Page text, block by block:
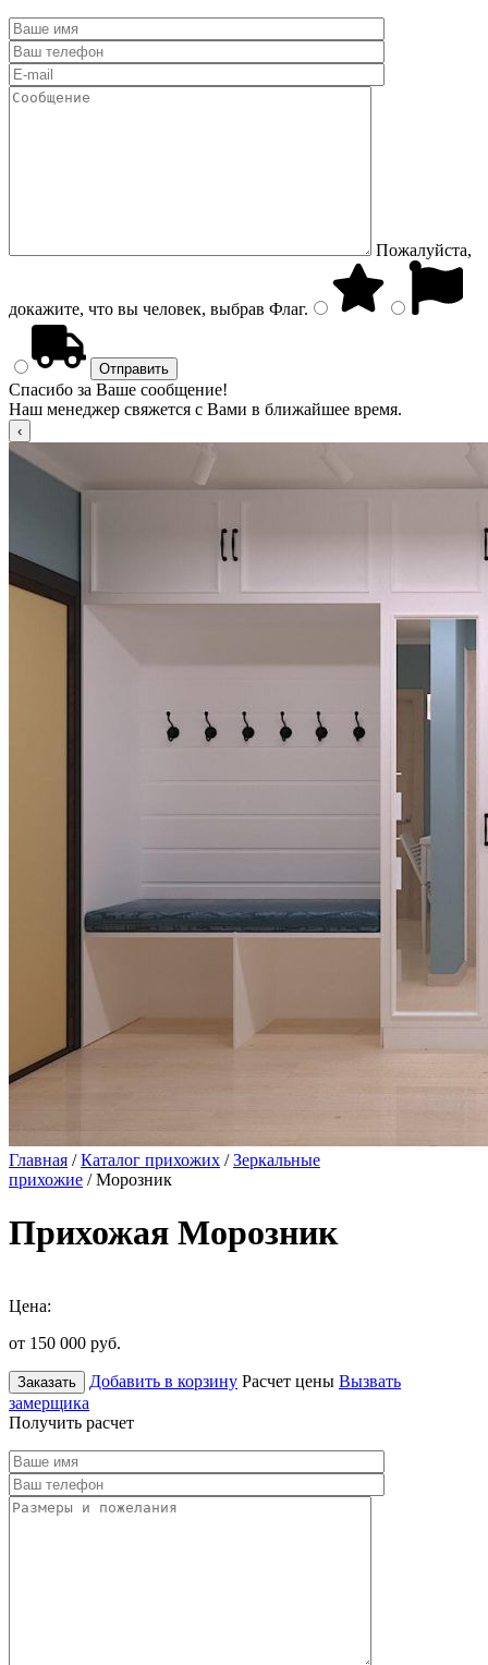
Пожалуйста,
докажите, что вы человек, выбрав Флаг.
Спасибо за Ваше сообщение!
Наш менеджер свяжется с Вами в ближайшее время.
Главная /Каталог прихожих /Зеркальные
прихожие / Морозник
Прихожая Морозник
Цена:
от 150 000 руб.
Заказать Добавить в корзину Расчет цены Вызвать
замерщика
Получить расчет